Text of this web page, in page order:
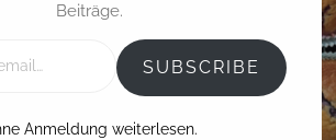
Muffins
Beiträge.
SUBSCRIBE
Anmeldung weiterlesen.